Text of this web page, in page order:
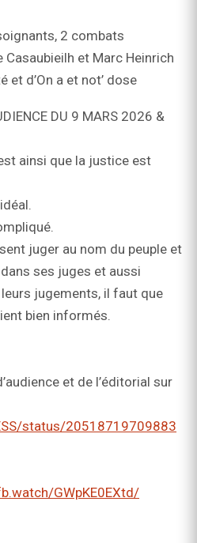
2 combats
et Marc Heinrich
et d’On a et not’ dose
DU 9 MARS 2026 &
ainsi que la justice est
juger au nom du peuple et
ses juges et aussi
jugements, il faut que
bien informés.
et de l’éditorial sur
status/20518719709883
GWpKE0EXtd/